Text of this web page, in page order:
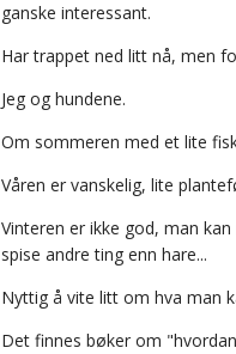
ganske interessant.
Har trappet ned litt nå, men
Jeg og hundene.
Om sommeren med et lite
Våren er vanskelig, lite
Vinteren er ikke god, man
spise andre ting enn hare...
Nyttig å vite litt om hva man
Det finnes bøker om